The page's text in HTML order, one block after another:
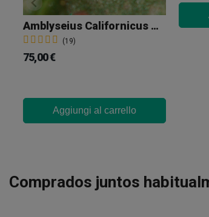
Amblyseius Californicus Contro Il Ragnetto Rosso
(19)
75,00 €
Aggiungi al carrello
Comprados juntos